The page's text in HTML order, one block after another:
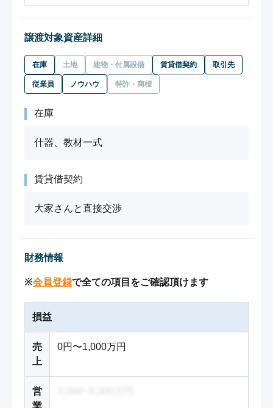
譲渡対象資産詳細
在庫 土地 建物・付属設備 賃貸借契約 取引先
従業員 ノウハウ 特許・商標
在庫
什器、教材一式
賃貸借契約
大家さんと直接交渉
財務情報
※会員登録で全ての項目をご確認頂けます
損益
売
上
0円〜1,000万円
営